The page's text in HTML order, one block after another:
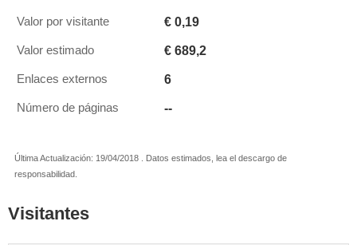
Valor por visitante € 0,19
Valor estimado € 689,2
Enlaces externos 6
Número de páginas --
Última Actualización: 19/04/2018 . Datos estimados, lea el descargo de
responsabilidad.
Visitantes